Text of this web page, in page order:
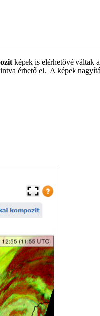
képek is elérhetővé váltak
érhető el. A képek